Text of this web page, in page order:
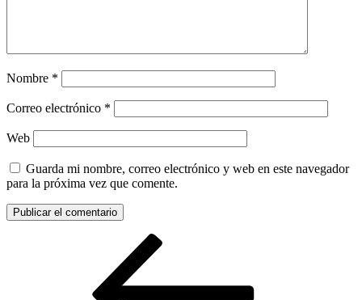
Nombre *
Correo electrónico *
Web
Guarda mi nombre, correo electrónico y web en este navegador
para la próxima vez que comente.